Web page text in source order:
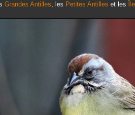
Grandes Antilles, les Petites Antilles et les